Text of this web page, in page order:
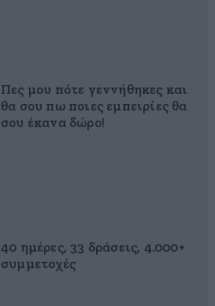
Πες μου πότε γεννήθηκες και
θα σου πω ποιες εμπειρίες θα
σου έκανα δώρο!
40 ημέρες, 33 δράσεις, 4.000+
συμμετοχές